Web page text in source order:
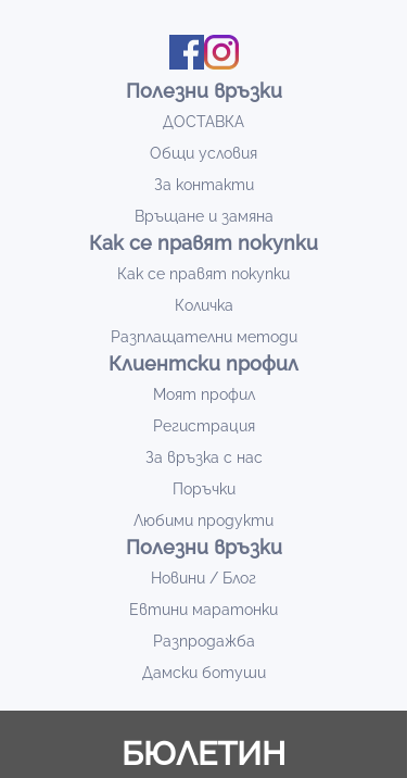
Полезни връзки
ДОСТАВКА
Общи условия
За контакти
Връщане и замяна
Как се правят покупки
Как се правят покупки
Количка
Разплащателни методи
Клиентски профил
Моят профил
Регистрация
За връзка с нас
Поръчки
Любими продукти
Полезни връзки
Новини / Блог
Евтини маратонки
Разпродажба
Дамски ботуши
БЮЛЕТИН